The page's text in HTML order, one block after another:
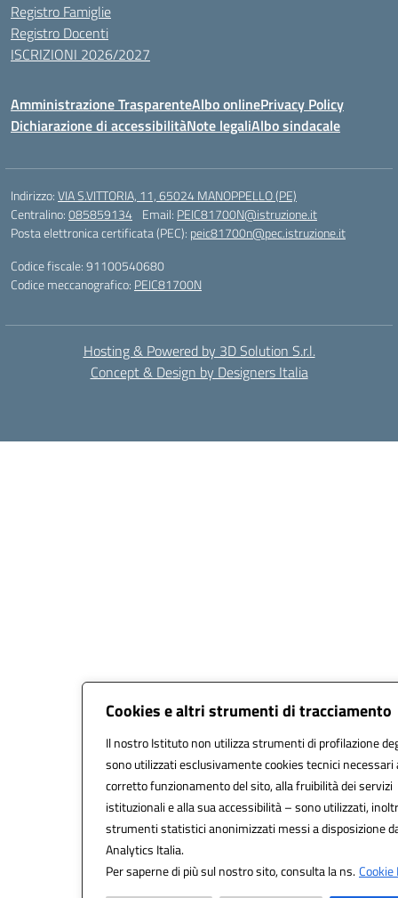
Cookies e altri strumenti di tracciamento
Il nostro Istituto non utilizza strumenti di profilazione
sono utilizzati esclusivamente cookies tecnici necessari
corretto funzionamento del sito, alla fruibilità dei servizi
istituzionali e alla sua accessibilità – sono utilizzati,
strumenti statistici anonimizzati messi a disposizione
Analytics Italia.
Per saperne di più sul nostro sito, consulta la ns.Cookie
Registro Famiglie
Registro Docenti
ISCRIZIONI 2026/2027
Amministrazione TrasparenteAlbo onlinePrivacy Policy
Dichiarazione di accessibilitàNote legaliAlbo sindacale
Indirizzo:VIA S.VITTORIA, 11, 65024 MANOPPELLO (PE)
Centralino:085859134 Email: PEIC81700N@istruzione.it
Posta elettronica certificata (PEC): peic81700n@pec.istruzione.it
Codice fiscale: 91100540680
Codice meccanografico: PEIC81700N
Hosting & Powered by 3D Solution S.r.l.
Concept & Design by Designers Italia